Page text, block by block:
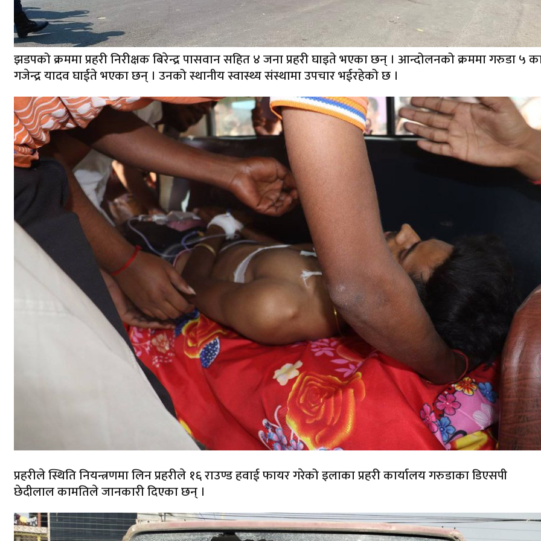
झडपको क्रममा प्रहरी निरीक्षक बिरेन्द्र पासवान सहित ४ जना प्रहरी घाइते भएका छन् । आन्दोलनको क्रममा गरुडा ५
गजेन्द्र यादव घाईते भएका छन् । उनको स्थानीय स्वास्थ्य संस्थामा उपचार भईरहेको छ ।
प्रहरीले स्थिति नियन्त्रणमा लिन प्रहरीले १६ राउण्ड हवाई फायर गरेको इलाका प्रहरी कार्यालय गरुडाका डिएसपी
छेदीलाल कामतिले जानकारी दिएका छन् ।